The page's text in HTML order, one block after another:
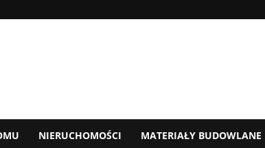
NIERUCHOMOŚCI MATERIAŁY BUDOWLANE